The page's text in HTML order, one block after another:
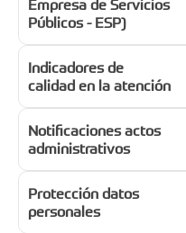
Empresa de Servicios
Públicos - ESP)
Indicadores de
calidad en la atención
Notificaciones actos
administrativos
Protección datos
personales